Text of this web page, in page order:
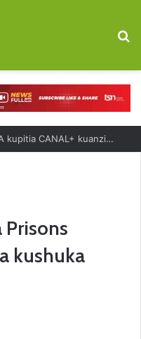
nguvu Scotland
Prisons
kushuka